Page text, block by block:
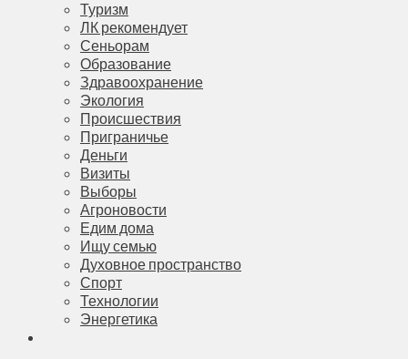
Туризм
ЛК рекомендует
Сеньорам
Образование
Здравоохранение
Экология
Происшествия
Приграничье
Деньги
Визиты
Выборы
Агроновости
Едим дома
Ищу семью
Духовное пространство
Спорт
Технологии
Энергетика